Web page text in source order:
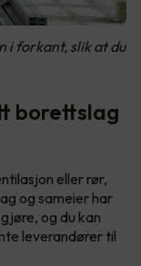
i forkant, slik at du
borettslag
eller rør,
og sameier har
og du kan
leverandører til